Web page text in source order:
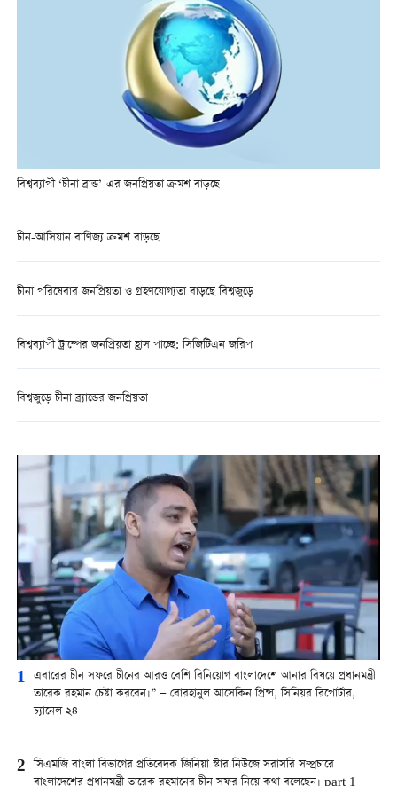
বিশ্বব্যাপী ‘চীনা ব্রান্ড’-এর জনপ্রিয়তা ক্রমশ বাড়ছে
চীন-আসিয়ান বাণিজ্য ক্রমশ বাড়ছে
চীনা পরিষেবার জনপ্রিয়তা ও গ্রহণযোগ্যতা বাড়ছে বিশ্বজুড়ে
বিশ্বব্যাপী ট্রাম্পের জনপ্রিয়তা হ্রাস পাচ্ছে: সিজিটিএন জরিপ
বিশ্বজুড়ে চীনা ব্র্যান্ডের জনপ্রিয়তা
1 এবারের চীন সফরে চীনের আরও বেশি বিনিয়োগ বাংলাদেশে আনার বিষয়ে প্রধানমন্ত্রী
তারেক রহমান চেষ্টা করবেন।” — বোরহানুল আসেকিন প্রিন্স, সিনিয়র রিপোর্টার,
চ্যানেল ২৪
2 সিএমজি বাংলা বিভাগের প্রতিবেদক জিনিয়া স্টার নিউজে সরাসরি সম্প্রচারে